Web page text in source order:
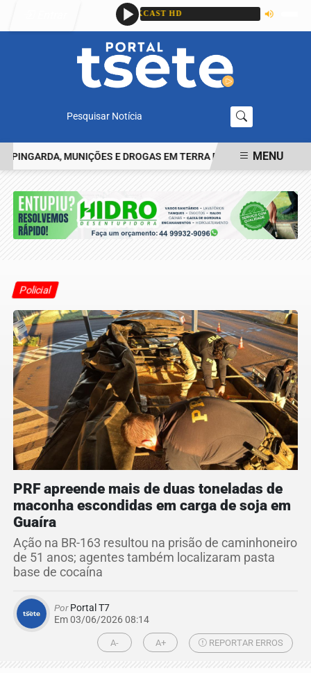
Pesquisar Notícia
MUNIÇÕES E DROGAS EM TERRA ROXA CASAL É
MENU
Policial
PRF apreende mais de duas toneladas de
maconha escondidas em carga de soja em
Guaíra
Ação na BR-163 resultou na prisão de caminhoneiro
de 51 anos; agentes também localizaram pasta
base de cocaína
PorPortal T7
Em 03/06/2026 08:14
A- A+ REPORTAR ERROS